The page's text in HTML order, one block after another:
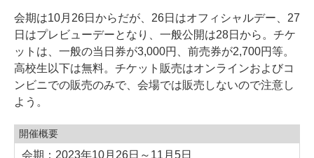
会期は10月26日からだが、26日はオフィシャルデー、27
日はプレビューデーとなり、一般公開は28日から。チケ
ットは、一般の当日券が3,000円、前売券が2,700円等。
高校生以下は無料。チケット販売はオンラインおよびコ
ンビニでの販売のみで、会場では販売しないので注意し
よう。
開催概要
会期：2023年10月26日～11月5日